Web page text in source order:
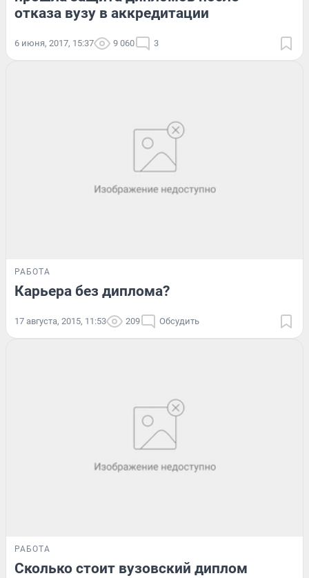
отказа вузу в аккредитации
6 июня, 2017, 15:37 9 060 3
РАБОТА
Карьера без диплома?
17 августа, 2015, 11:53 209 Обсудить
РАБОТА
Сколько стоит вузовский диплом